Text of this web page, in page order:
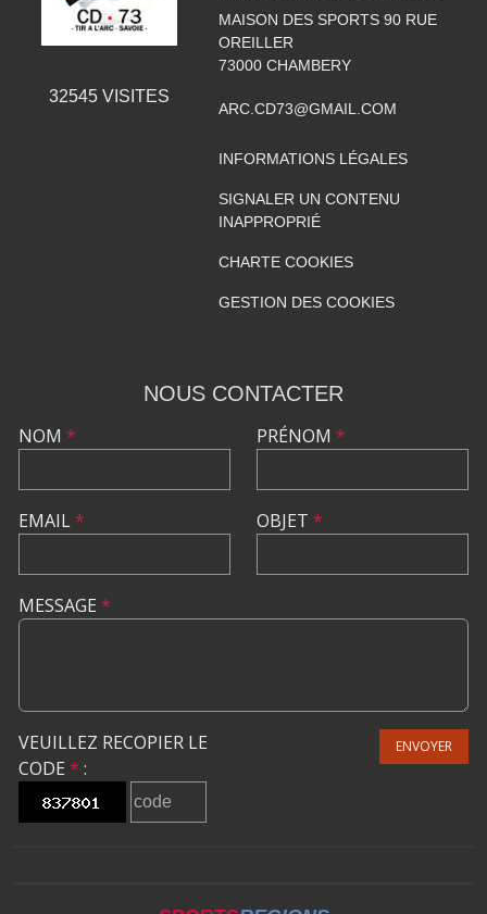
32545VISITES
MAISON DES SPORTS 90 RUE
OREILLER
73000 CHAMBERY
ARC.CD73@GMAIL.COM
INFORMATIONS LÉGALES
SIGNALER UN CONTENU
INAPPROPRIÉ
CHARTE COOKIES
GESTION DES COOKIES
NOUS CONTACTER
NOM *
EMAIL*
PRÉNOM *
OBJET *
MESSAGE *
VEUILLEZ RECOPIER LE
CODE * :
ENVOYER